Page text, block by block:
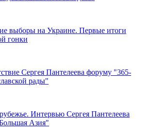
выборы на Украине. Первые итоги
гонки
Сергея Пантелеева форуму "365-
рады"
Интервью Сергея Пантелеева
Азия"